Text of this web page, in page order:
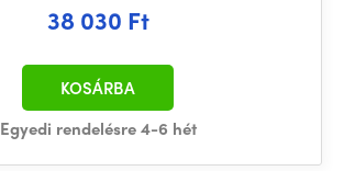
38 030 Ft
Egyedi rendelésre 4-6 hét
KOSÁRBA